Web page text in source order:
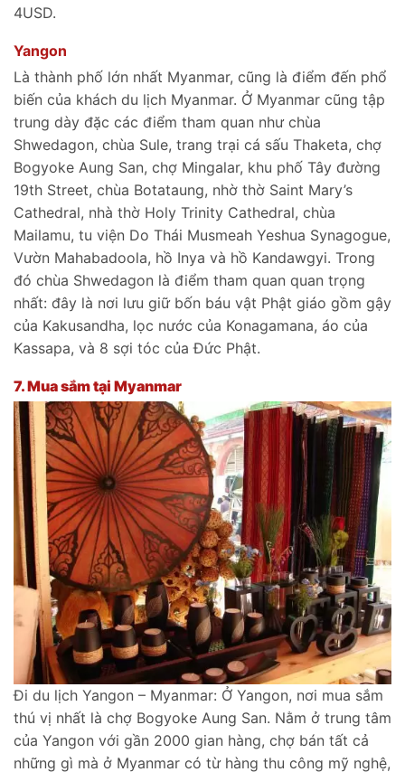
4USD.
Yangon
Là thành phố lớn nhất Myanmar, cũng là điểm đến phổ
biến của khách du lịch Myanmar. Ở Myanmar cũng tập
trung dày đặc các điểm tham quan như chùa
Shwedagon, chùa Sule, trang trại cá sấu Thaketa, chợ
Bogyoke Aung San, chợ Mingalar, khu phố Tây đường
19th Street, chùa Botataung, nhờ thờ Saint Mary’s
Cathedral, nhà thờ Holy Trinity Cathedral, chùa
Mailamu, tu viện Do Thái Musmeah Yeshua Synagogue,
Vườn Mahabadoola, hồ Inya và hồ Kandawgyi. Trong
đó chùa Shwedagon là điểm tham quan quan trọng
nhất: đây là nơi lưu giữ bốn báu vật Phật giáo gồm gậy
của Kakusandha, lọc nước của Konagamana, áo của
Kassapa, và 8 sợi tóc của Đức Phật.
7.Mua sắm tại Myanmar
Đi du lịch Yangon – Myanmar: Ở Yangon, nơi mua sắm
thú vị nhất là chợ Bogyoke Aung San. Nằm ở trung tâm
của Yangon với gần 2000 gian hàng, chợ bán tất cả
những gì mà ở Myanmar có từ hàng thu công mỹ nghệ,